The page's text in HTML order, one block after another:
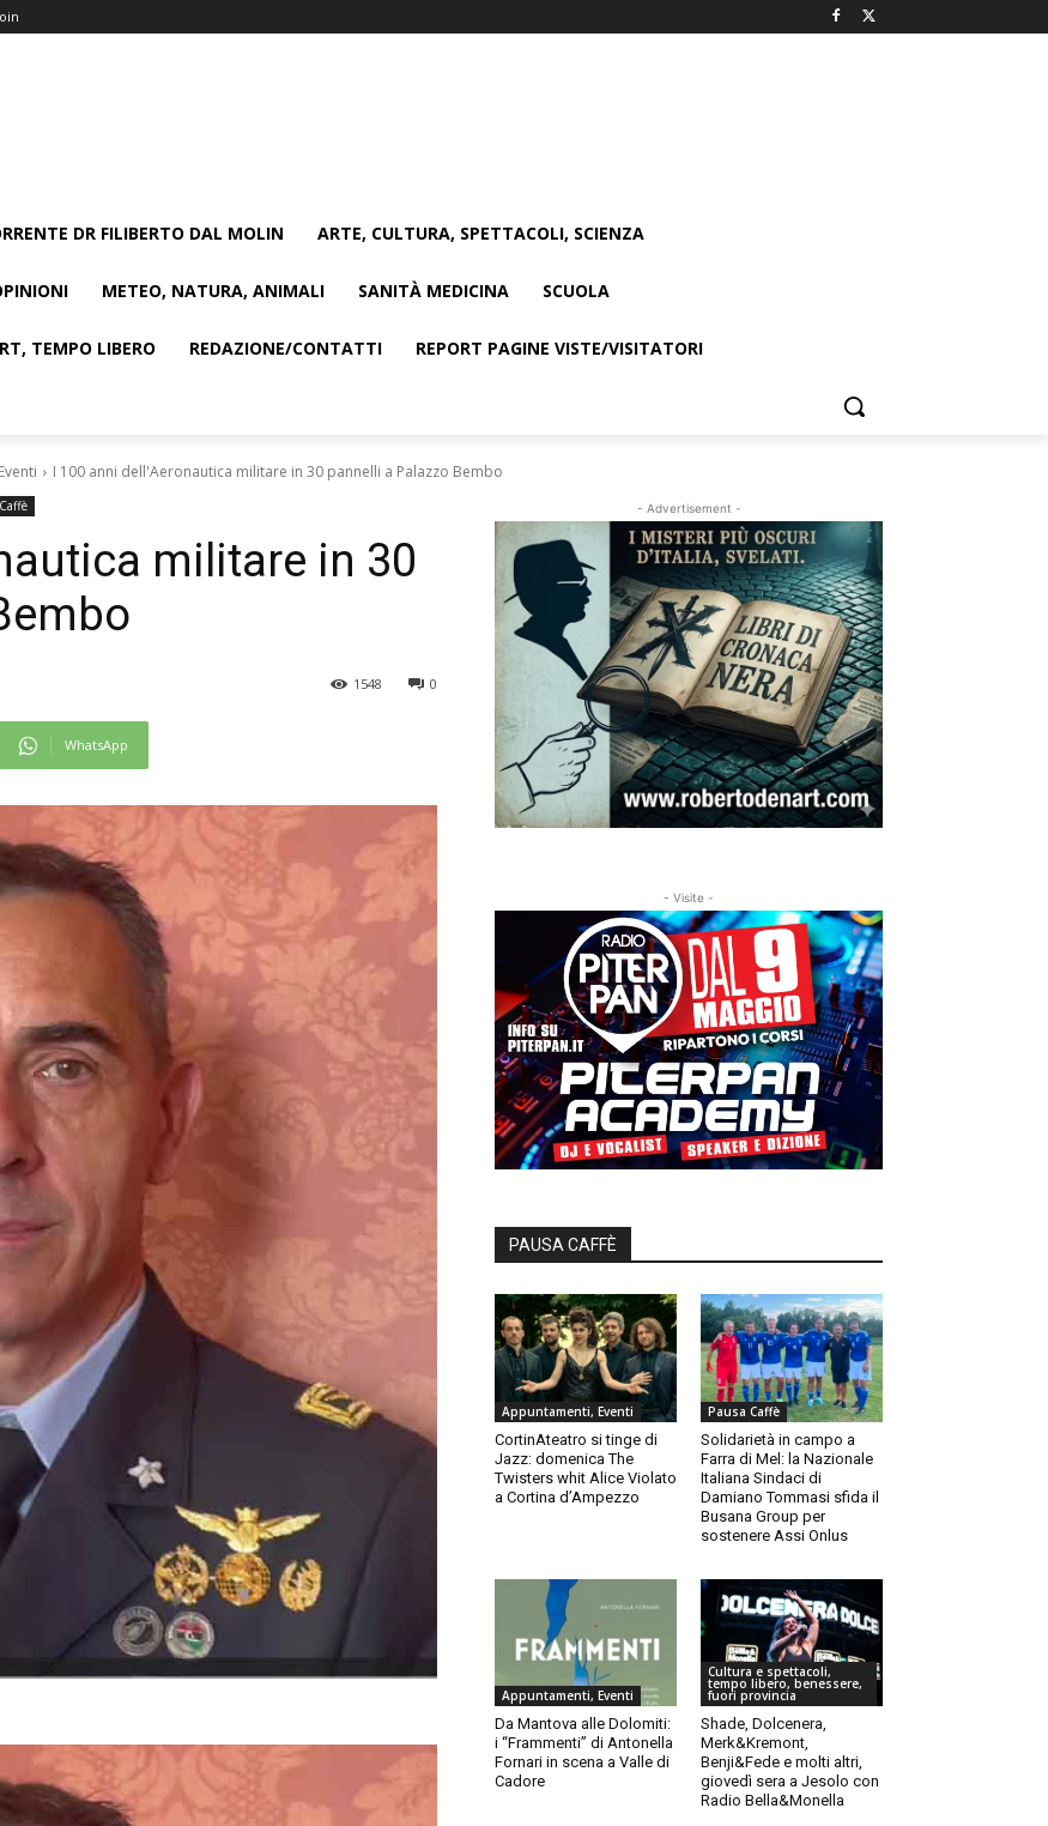
DR FILIBERTO DAL MOLIN ARTE, CULTURA, SPETTACOLI, SCIENZA
METEO, NATURA, ANIMALI SANITÀ MEDICINA SCUOLA
TEMPO LIBERO REDAZIONE/CONTATTI REPORT PAGINE VISTE/VISITATORI
I 100 anni dell'Aeronautica militare in 30 pannelli a Palazzo Bembo
militare in 30
0
1548
WhatsApp
- Advertisement -
- Visite -
PAUSA CAFFÈ
Appuntamenti, Eventi
CortinAteatro si tinge di
Jazz: domenica The
Twisters whit Alice Violato
a Cortina d’Ampezzo
Pausa Caffè
Solidarietà in campo a
Farra di Mel: la Nazionale
Italiana Sindaci di
Damiano Tommasi sfida il
Busana Group per
sostenere Assi Onlus
Appuntamenti, Eventi
Da Mantova alle Dolomiti:
i “Frammenti” di Antonella
Fornari in scena a Valle di
Cadore
Cultura e spettacoli,
tempo libero, benessere,
fuori provincia
Shade, Dolcenera,
Merk&Kremont,
Benji&Fede e molti altri,
giovedì sera a Jesolo con
Radio Bella&Monella